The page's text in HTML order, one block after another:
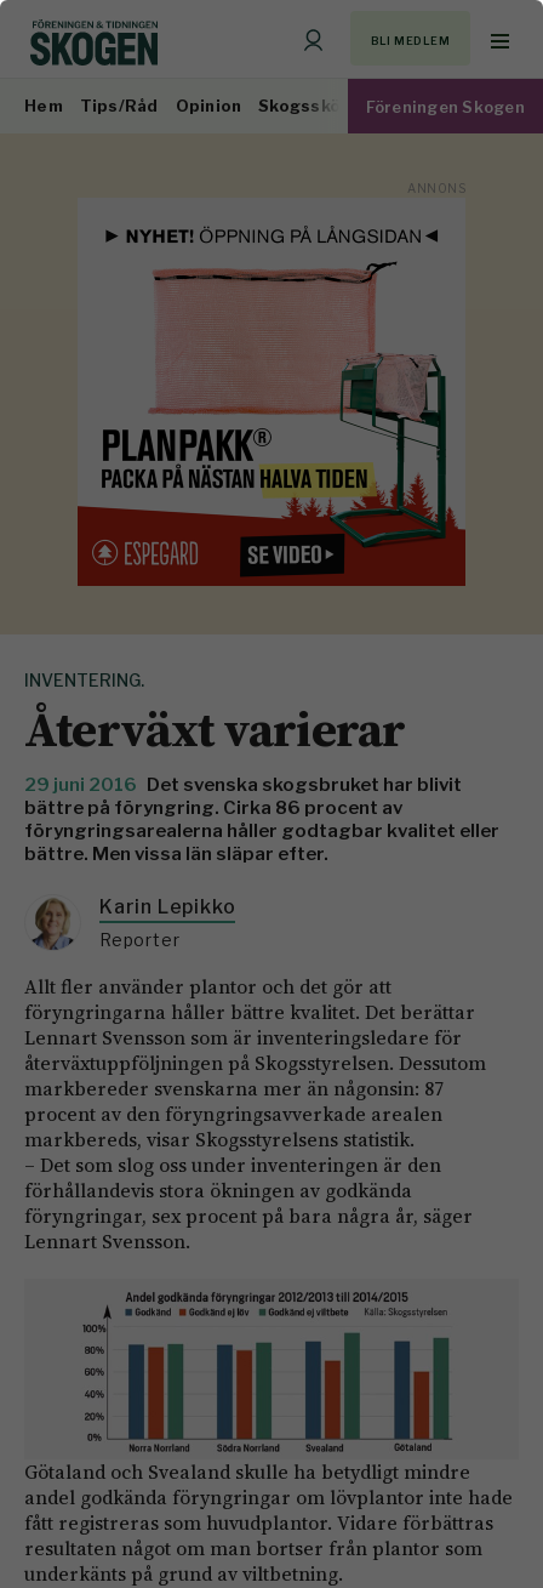
BLI MEDLEM
Hem Tips/Råd Opinion Skogsskötsel Virkesmarknad
Föreningen Skogen
INVENTERING.
Återväxt varierar
29 juni 2016 Det svenska skogsbruket har blivit
bättre på föryngring. Cirka 86 procent av
föryngringsarealerna håller godtagbar kvalitet eller
bättre. Men vissa län släpar efter.
Karin Lepikko
Reporter
Allt fler använder plantor och det gör att
föryngringarna håller bättre kvalitet. Det berättar
Lennart Svensson som är inventeringsledare för
återväxtuppföljningen på Skogsstyrelsen. Dess­utom
markbereder svenskarna mer än någonsin: 87
procent av den föryngringsavverkade arealen
markbereds, visar Skogsstyrelsens statistik.
– Det som slog oss under inventeringen är den
förhållandevis stora ökningen av godkända
föryngringar, sex procent på bara några år, säger
Lennart Svensson.
Götaland och Svealand skulle ha betydligt mindre
andel godkända föryngringar om lövplantor inte hade
fått registreras som huvudplantor. Vidare förbättras
resultaten något om man bortser från plantor som
underkänts på grund av viltbetning.